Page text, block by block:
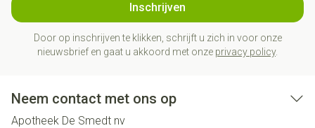
Inschrijven
Door op inschrijven te klikken, schrijft u zich in voor onze
nieuwsbrief en gaat u akkoord met onze privacy policy.
Neem contact met ons op
Apotheek De Smedt nv